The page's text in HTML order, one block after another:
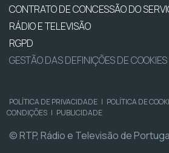
CONTRATO DE CONCESSÃO DO
RÁDIO E TELEVISÃO
RGPD
GESTÃO DAS DEFINIÇÕES DE COOKIES
POLÍTICA DE PRIVACIDADE | POLÍTICA DE
CONDIÇÕES | PUBLICIDADE
© RTP, Rádio e Televisão de